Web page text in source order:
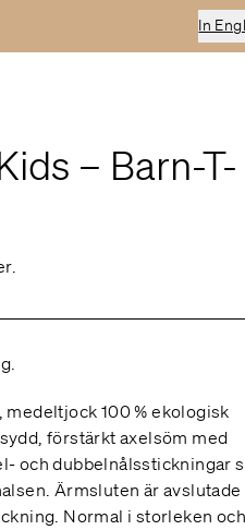
In
– Barn-T-
100 % ekologisk
förstärkt axelsöm med
och dubbelnålsstickningar
Ärmsluten är avslutade
Normal i storleken och